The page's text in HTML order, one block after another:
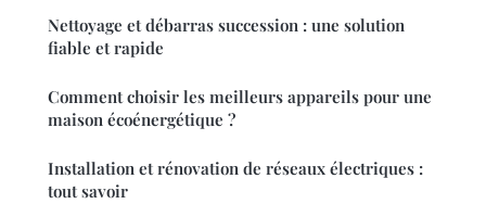
Nettoyage et débarras succession : une solution
fiable et rapide
Comment choisir les meilleurs appareils pour une
maison écoénergétique ?
Installation et rénovation de réseaux électriques :
tout savoir